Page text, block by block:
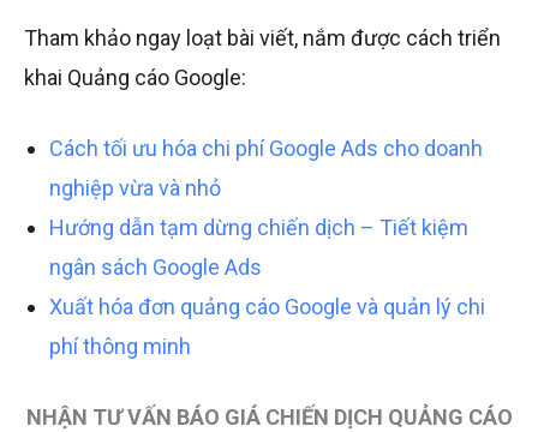
Tham khảo ngay loạt bài viết, nắm được cách triển
khai Quảng cáo Google:
Cách tối ưu hóa chi phí Google Ads cho doanh
nghiệp vừa và nhỏ
Hướng dẫn tạm dừng chiến dịch – Tiết kiệm
ngân sách Google Ads
Xuất hóa đơn quảng cáo Google và quản lý chi
phí thông minh
NHẬN TƯ VẤN BÁO GIÁ CHIẾN DỊCH QUẢNG CÁO